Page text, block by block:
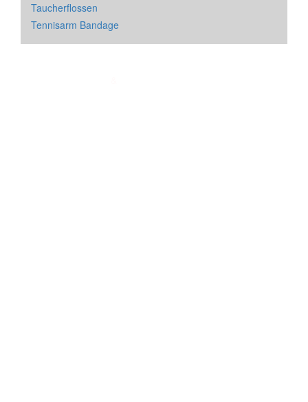
Taucherflossen
Tennisarm Bandage